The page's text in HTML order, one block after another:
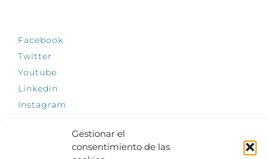
Gestionar el
consentimiento de las
Facebook
Twitter
Youtube
Linkedin
Instagram